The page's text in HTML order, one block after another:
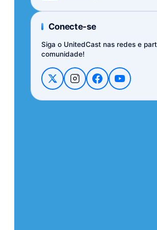
Conecte-se
Siga o UnitedCast nas redes e
comunidade!